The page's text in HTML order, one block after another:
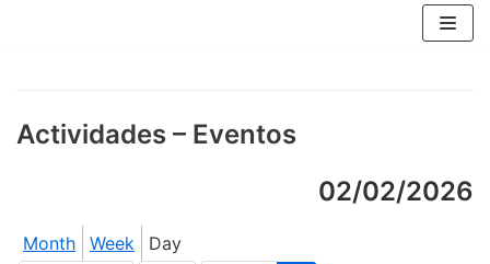
Actividades – Eventos
02/02/2026
Month Week Day